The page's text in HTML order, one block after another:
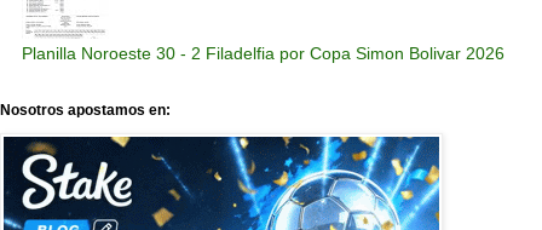
Planilla Noroeste 30 - 2 Filadelfia por Copa Simon Bolivar 2026
Nosotros apostamos en: